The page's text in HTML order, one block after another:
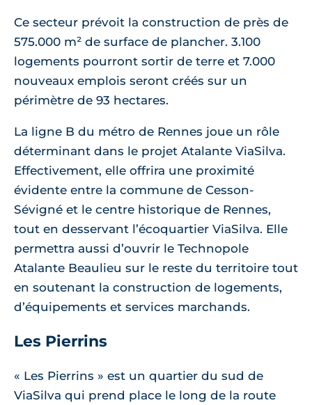
Ce secteur prévoit la construction de près de
575.000 m² de surface de plancher. 3.100
logements pourront sortir de terre et 7.000
nouveaux emplois seront créés sur un
périmètre de 93 hectares.
La ligne B du métro de Rennes joue un rôle
déterminant dans le projet Atalante ViaSilva.
Effectivement, elle offrira une proximité
évidente entre la commune de Cesson-
Sévigné et le centre historique de Rennes,
tout en desservant l’écoquartier ViaSilva. Elle
permettra aussi d’ouvrir le Technopole
Atalante Beaulieu sur le reste du territoire tout
en soutenant la construction de logements,
d’équipements et services marchands.
Les Pierrins
« Les Pierrins » est un quartier du sud de
ViaSilva qui prend place le long de la route